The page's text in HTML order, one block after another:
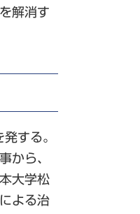
解消す
する。
から、
大学松
よる治